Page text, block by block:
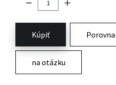
Kúpiť
na otázku